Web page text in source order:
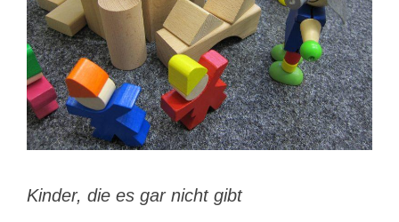
KONTAKT
Kinder, die es gar nicht gibt